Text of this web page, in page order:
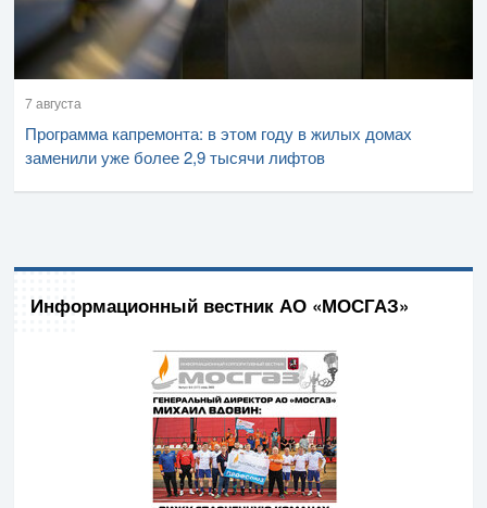
7 августа
Программа капремонта: в этом году в жилых домах
заменили уже более 2,9 тысячи лифтов
Информационный вестник АО «МОСГАЗ»